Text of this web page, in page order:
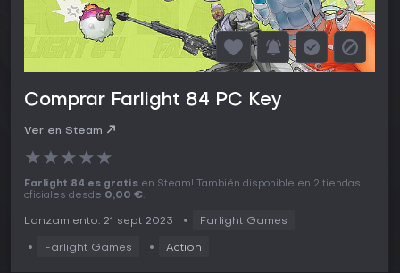
Comprar Farlight 84 PC Key
Ver en Steam
★★★★★
Farlight 84 es gratis en Steam! También disponible en 2 tiendas
oficiales desde 0,00 €.
Lanzamiento: 21 sept 2023 Farlight Games
Farlight Games Action